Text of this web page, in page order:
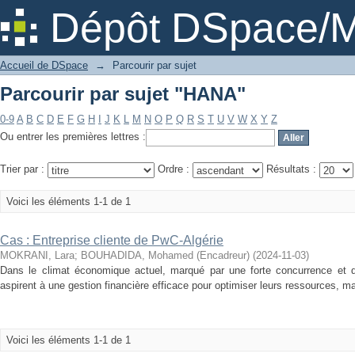
Dépôt DSpace/
Parcourir par sujet "HANA"
Accueil de DSpace → Parcourir par sujet
Parcourir par sujet "HANA"
0-9 A B C D E F G H J K L M N O P Q R S T U V W X Y Z
Ou entrer les premières lettres :
Trier par : Ordre : Résultats :
Voici les éléments 1-1 de 1
Cas : Entreprise cliente de PwC-Algérie
MOKRANI, Lara; BOUHADIDA, Mohamed (Encadreur) (2024-11-03)
Dans le climat économique actuel, marqué par une forte concurrence et
aspirent à une gestion financière efficace pour optimiser leurs ressources,
Voici les éléments 1-1 de 1